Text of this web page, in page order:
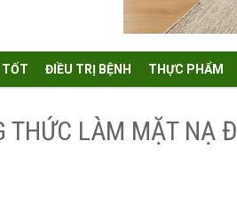
TỐT ĐIỀU TRỊ BỆNH THỰC PHẨM
THỨC LÀM MẶT NẠ